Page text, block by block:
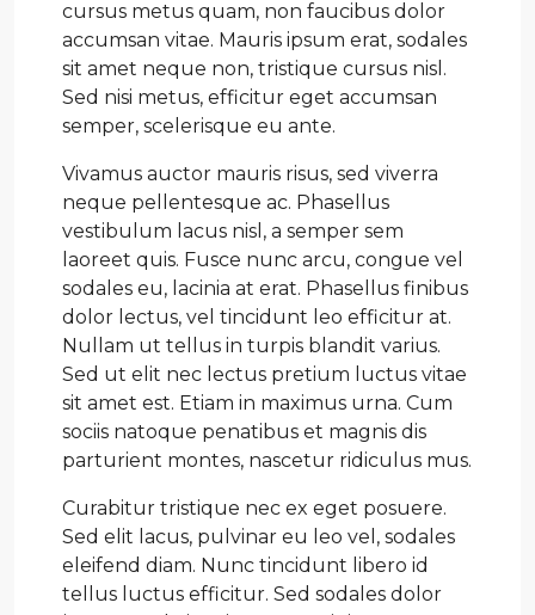
cursus metus quam, non faucibus dolor
accumsan vitae. Mauris ipsum erat, sodales
sit amet neque non, tristique cursus nisl.
Sed nisi metus, efficitur eget accumsan
semper, scelerisque eu ante.
Vivamus auctor mauris risus, sed viverra
neque pellentesque ac. Phasellus
vestibulum lacus nisl, a semper sem
laoreet quis. Fusce nunc arcu, congue vel
sodales eu, lacinia at erat. Phasellus finibus
dolor lectus, vel tincidunt leo efficitur at.
Nullam ut tellus in turpis blandit varius.
Sed ut elit nec lectus pretium luctus vitae
sit amet est. Etiam in maximus urna. Cum
sociis natoque penatibus et magnis dis
parturient montes, nascetur ridiculus mus.
Curabitur tristique nec ex eget posuere.
Sed elit lacus, pulvinar eu leo vel, sodales
eleifend diam. Nunc tincidunt libero id
tellus luctus efficitur. Sed sodales dolor